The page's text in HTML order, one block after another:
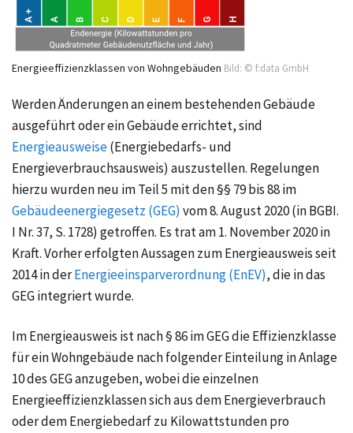
Energieeffizienzklassen von Wohngebäuden Bild: © f:data GmbH
Werden Änderungen an einem bestehenden Gebäude
ausgeführt oder ein Gebäude errichtet, sind
Energieausweise(Energiebedarfs- und
Energieverbrauchsausweis) auszustellen. Regelungen
hierzu wurden neu im Teil 5 mit den§§ 79 bis 88im
Gebäudeenergiegesetz (GEG) vom8. August 2020(in BGBI.
I Nr. 37, S. 1728) getroffen. Es trat am1. November 2020in
Kraft. Vorher erfolgten Aussagen zum Energieausweis seit
2014 in derEnergieeinsparverordnung (EnEV), die in das
GEG integriert wurde.
Im Energieausweis ist nach§ 86im GEG die Effizienzklasse
für ein Wohngebäude nach folgender Einteilung in Anlage
10 des GEG anzugeben, wobei die einzelnen
Energieeffizienzklassen sich aus dem Energieverbrauch
oder dem Energiebedarf zu Kilowattstunden pro